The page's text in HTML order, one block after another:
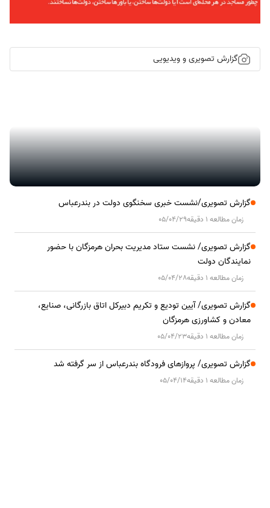
گزارش تصویری و ویدیویی
گزارش تصویری/نشست خبری سخنگوی دولت در بندرعباس
زمان مطالعه 1 دقیقه 05/04/29
گزارش تصویری/ نشست ستاد مدیریت بحران هرمزگان با حضور
نمایندگان دولت
زمان مطالعه 1 دقیقه 05/04/28
گزارش تصویری/ آیین تودیع و تکریم دبیرکل اتاق بازرگانی، صنایع،
معادن و کشاورزی هرمزگان
زمان مطالعه 1 دقیقه 05/04/23
گزارش تصویری/ پروازهای فرودگاه بندرعباس از سر گرفته شد
زمان مطالعه 1 دقیقه 05/04/14